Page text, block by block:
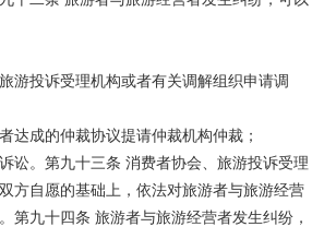
游投诉受理机构或者有关调解组织申请调
达成的仲裁协议提请仲裁机构仲裁；
讼。第九十三条 消费者协会、旅游投诉受理
方自愿的基础上，依法对旅游者与旅游经营
第九十四条 旅游者与旅游经营者发生纠纷，